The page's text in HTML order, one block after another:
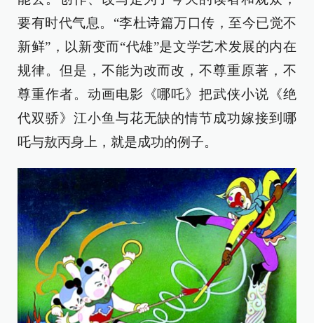
要有时代气息。“李杜诗篇万口传，至今已觉不
新鲜”，以新变而“代雄”是文学艺术发展的内在
规律。但是，不能为改而改，不尊重原著，不
尊重作者。动画电影《哪吒》把武侠小说《绝
代双骄》江小鱼与花无缺的情节成功嫁接到哪
吒与敖丙身上，就是成功的例子。